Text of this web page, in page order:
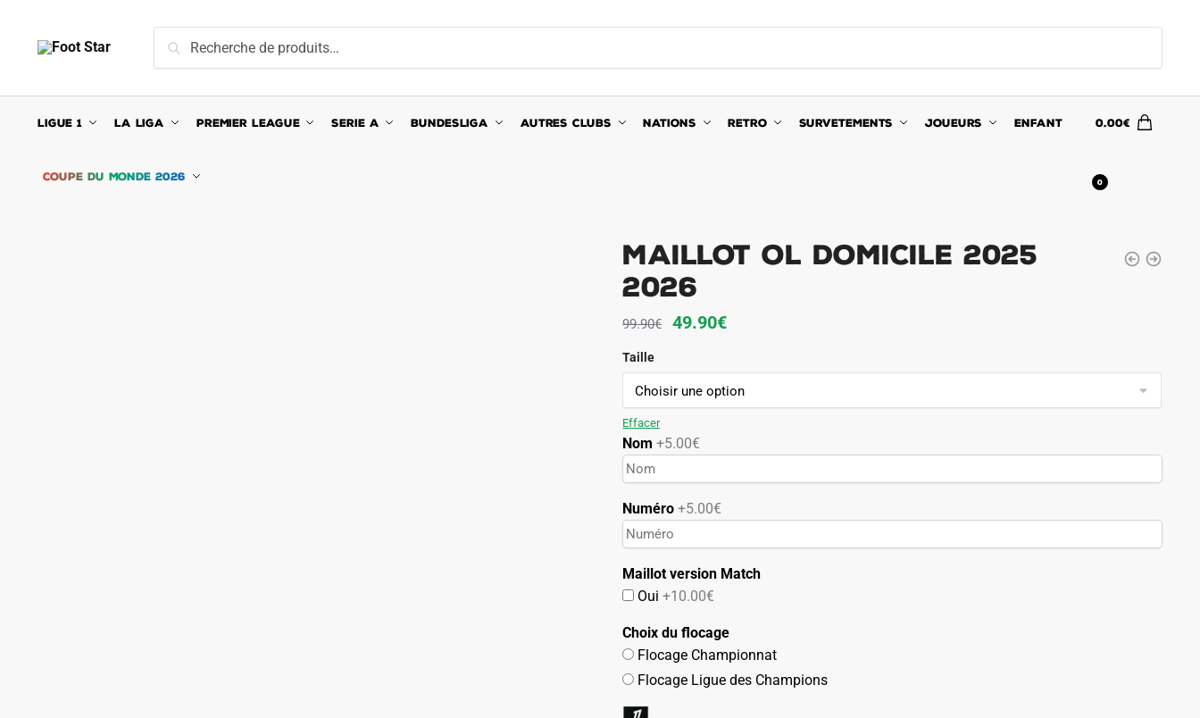
navigation
content
pour :
Recherche
LIGUE 1 LA LIGA PREMIER LEAGUE SERIE A BUNDESLIGA AUTRES CLUBS NATIONS RETRO SURVETEMENTS JOUEURS ENFANT
COUPE DU MONDE 2026
0.00€
0
Maillot OL Domicile 2025
2026
99.90€
Le
initial
était :
49.90€Le
actuel
est :
Taille
Effacer
Nom +5.00€
Numéro+5.00€
Maillot version Match
Oui+10.00€
Choix du flocage
Flocage Championnat
Flocage Ligue des Champions